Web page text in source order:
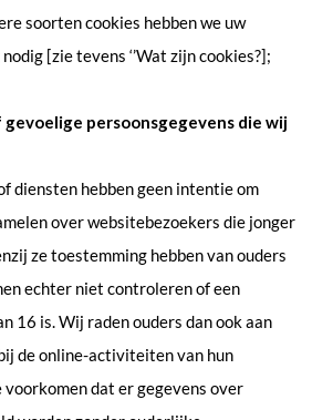
soorten cookies hebben we uw
[zie tevens ‘’Wat zijn cookies?];
persoonsgegevens die wij
diensten hebben geen intentie om
over websitebezoekers die jonger
ze toestemming hebben van ouders
echter niet controleren of een
16 is. Wij raden ouders dan ook aan
de online-activiteiten van hun
voorkomen dat er gegevens over